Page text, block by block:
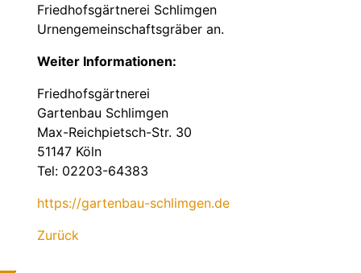
Friedhofsgärtnerei Schlimgen
Urnengemeinschaftsgräber an.
Weiter Informationen:
Friedhofsgärtnerei
Gartenbau Schlimgen
Max-Reichpietsch-Str. 30
51147 Köln
Tel: 02203-64383
https://gartenbau-schlimgen.de
Zurück